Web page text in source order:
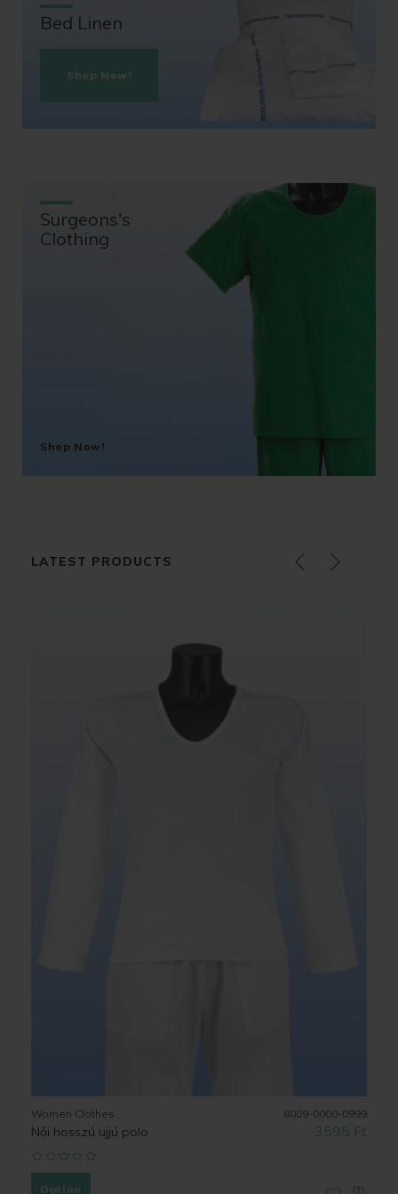
Bed Linen
Shop Now!
Surgeons's
Clothing
Shop Now!
LATEST PRODUCTS
Women Clothes 8009-0000-0999
Női hosszú ujjú polo 3595 Ft
Option